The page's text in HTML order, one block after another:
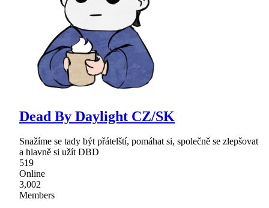
Dead By Daylight CZ/SK
Snažíme se tady být přátelští, pomáhat si, společně se zlepšovat
a hlavně si užít DBD
519
Online
3,002
Members